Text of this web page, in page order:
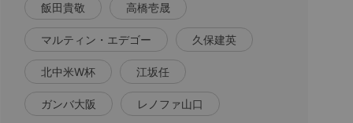
飯田貴敬 高橋壱晟
マルティン・エデゴー 久保建英
北中米W杯 江坂任
ガンバ大阪 レノファ山口